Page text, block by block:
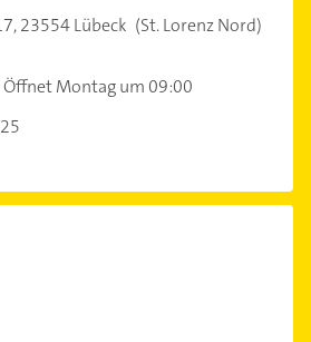
23554 Lübeck (St. Lorenz Nord)
Öffnet Montag um 09:00